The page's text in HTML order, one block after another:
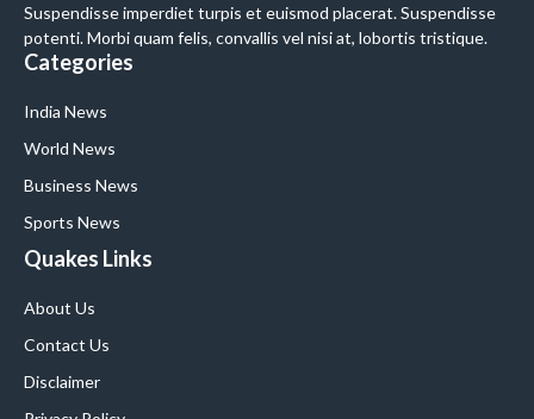
Suspendisse imperdiet turpis et euismod placerat. Suspendisse
potenti. Morbi quam felis, convallis vel nisi at, lobortis tristique.
Categories
India News
World News
Business News
Sports News
Quakes Links
About Us
Contact Us
Disclaimer